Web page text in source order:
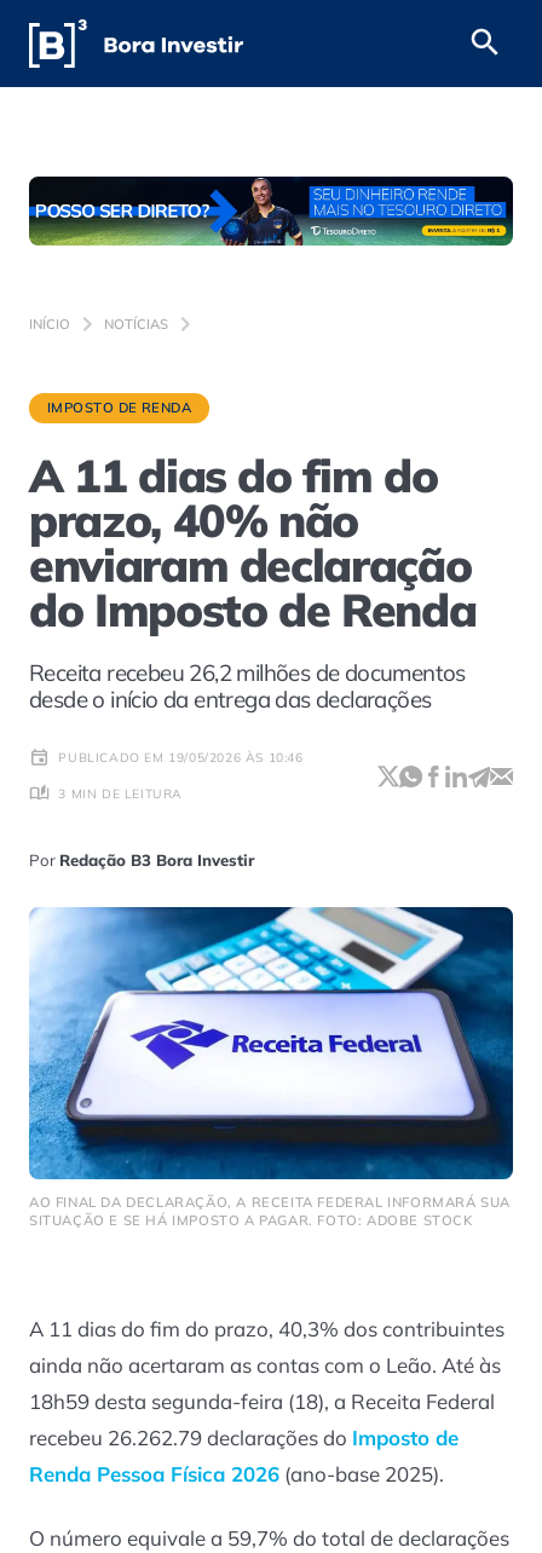
INÍCIO NOTÍCIAS
IMPOSTO DE RENDA
A 11 dias do fim do
prazo, 40% não
enviaram declaração
do Imposto de Renda
Receita recebeu 26,2 milhões de documentos
desde o início da entrega das declarações
PUBLICADO EM 19/05/2026 ÀS 10:46
3 MIN DE LEITURA
Por Redação B3 Bora Investir
AO FINAL DA DECLARAÇÃO, A RECEITA FEDERAL INFORMARÁ SUA
SITUAÇÃO E SE HÁ IMPOSTO A PAGAR. FOTO: ADOBE STOCK
A 11 dias do fim do prazo, 40,3% dos contribuintes
ainda não acertaram as contas com o Leão. Até às
18h59 desta segunda-feira (18), a Receita Federal
recebeu 26.262.79 declarações do Imposto de
Renda Pessoa Física 2026 (ano-base 2025).
O número equivale a 59,7% do total de declarações